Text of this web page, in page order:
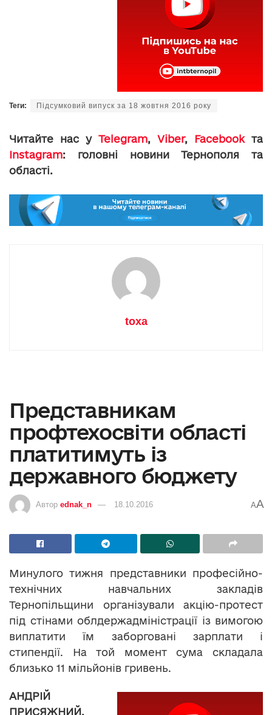
Теги: Підсумковий випуск за 18 жовтня 2016 року
Читайте нас у Telegram, Viber, Facebookта
Instagram: головні новини Тернополя та
області.
toxa
Представникам
профтехосвіти області
платитимуть із
державного бюджету
Автор ednak_n 18.10.2016 AA
Минулого тижня представники професійно-
технічних навчальних закладів
Тернопільщини організували акцію-протест
під стінами облдержадміністрації із вимогою
виплатити їм заборговані зарплати і
стипендії. На той момент сума складала
близько 11 мільйонів гривень.
АНДРІЙ
ПРИСЯЖНИЙ,